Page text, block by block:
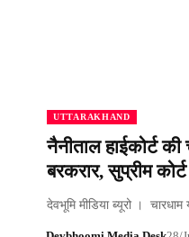
UTTARAKHAND
नैनीताल हाईकोर्ट की
बरकरार, सुप्रीम
देवभूमि मीडिया ब्यूरो ।